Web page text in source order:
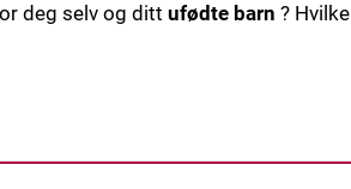
deg selv og ditt ufødte barn ? Hvilke